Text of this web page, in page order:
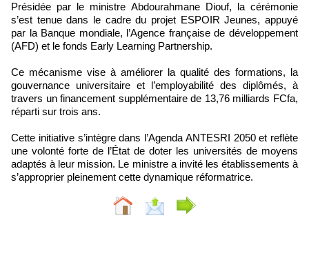
Présidée par le ministre Abdourahmane Diouf, la cérémonie
s’est tenue dans le cadre du projet ESPOIR Jeunes, appuyé
par la Banque mondiale, l’Agence française de développement
(AFD) et le fonds Early Learning Partnership.
Ce mécanisme vise à améliorer la qualité des formations, la
gouvernance universitaire et l’employabilité des diplômés, à
travers un financement supplémentaire de 13,76 milliards FCfa,
réparti sur trois ans.
Cette initiative s’intègre dans l’Agenda ANTESRI 2050 et reflète
une volonté forte de l’État de doter les universités de moyens
adaptés à leur mission. Le ministre a invité les établissements à
s’approprier pleinement cette dynamique réformatrice.